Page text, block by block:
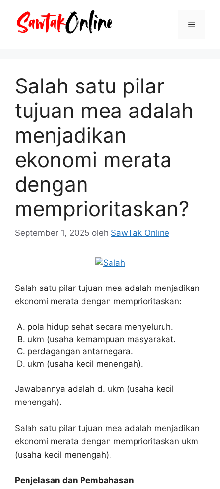
Menu
Salah satu pilar
tujuan mea adalah
menjadikan
ekonomi merata
dengan
memprioritaskan?
September 1, 2025 oleh SawTak Online
Salah satu pilar tujuan mea adalah menjadikan
ekonomi merata dengan memprioritaskan:
pola hidup sehat secara menyeluruh.
ukm (usaha kemampuan masyarakat.
perdagangan antarnegara.
ukm (usaha kecil menengah).
Jawabannya adalah d. ukm (usaha kecil
menengah).
Salah satu pilar tujuan mea adalah menjadikan
ekonomi merata dengan memprioritaskan ukm
(usaha kecil menengah).
Penjelasan dan Pembahasan